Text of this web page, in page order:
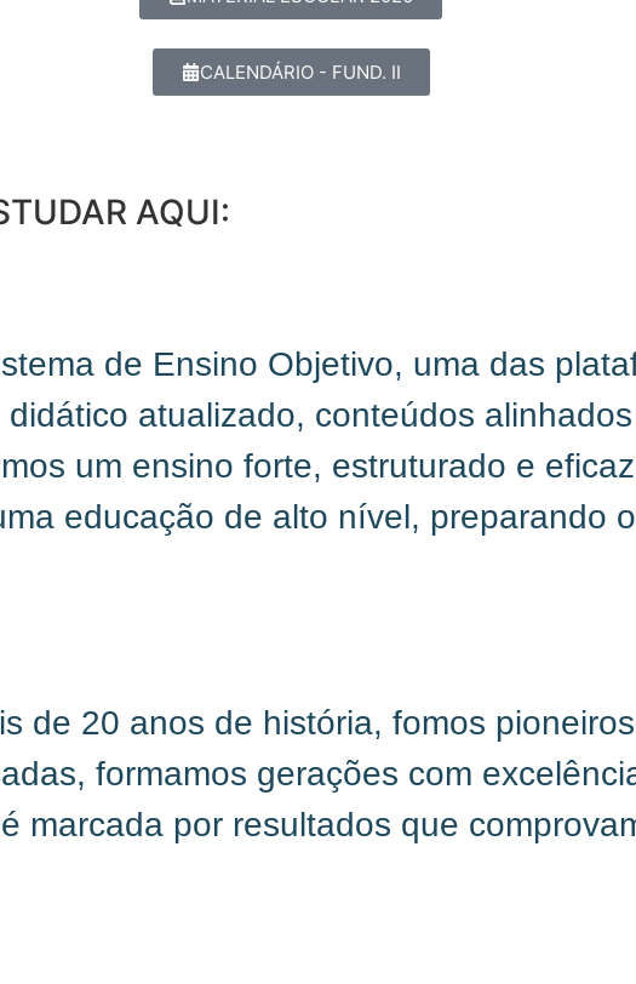
CALENDÁRIO - FUND. II
AQUI:
de Ensino Objetivo, uma das
atualizado, conteúdos
um ensino forte, estruturado e
educação de alto nível, preparando
de 20 anos de história, fomos
formamos gerações com
marcada por resultados que